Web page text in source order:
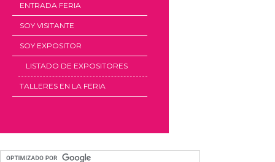
ENTRADA FERIA
SOY VISITANTE
SOY EXPOSITOR
LISTADO DE EXPOSITORES
TALLERES EN LA FERIA